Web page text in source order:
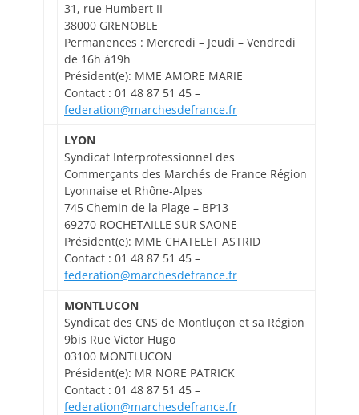
31, rue Humbert II
38000 GRENOBLE
Permanences : Mercredi – Jeudi – Vendredi
de 16h à19h
Président(e): MME AMORE MARIE
Contact : 01 48 87 51 45 –
federation@marchesdefrance.fr
LYON
Syndicat Interprofessionnel des
Commerçants des Marchés de France Région
Lyonnaise et Rhône-Alpes
745 Chemin de la Plage – BP13
69270 ROCHETAILLE SUR SAONE
Président(e): MME CHATELET ASTRID
Contact : 01 48 87 51 45 –
federation@marchesdefrance.fr
MONTLUCON
Syndicat des CNS de Montluçon et sa Région
9bis Rue Victor Hugo
03100 MONTLUCON
Président(e): MR NORE PATRICK
Contact : 01 48 87 51 45 –
federation@marchesdefrance.fr